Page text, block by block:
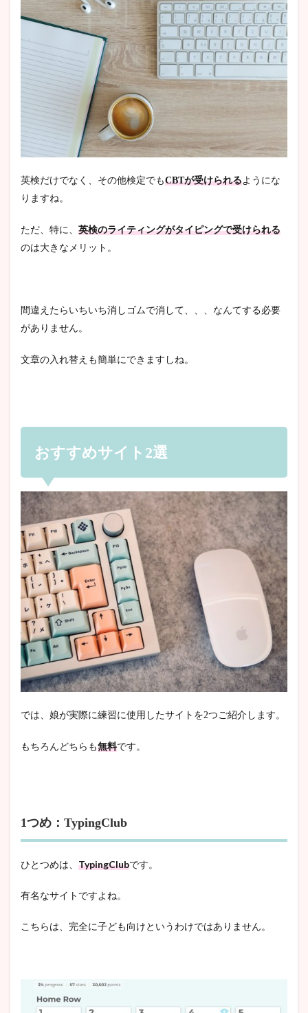
英検だけでなく、その他検定でもCBTが受けられるようにな
りますね。
ただ、特に、 英検のライティングがタイピングで受けられる
のは大きなメリット。
間違えたらいちいち消しゴムで消して、、、なんてする必要
がありません。
文章の入れ替えも簡単にできますしね。
おすすめサイト2選
では、娘が実際に練習に使用したサイトを2つご紹介します。
もちろんどちらも無料です。
1つめ：TypingClub
ひとつめは、 TypingClubです。
有名なサイトですよね。
こちらは、完全に子ども向けというわけではありません。